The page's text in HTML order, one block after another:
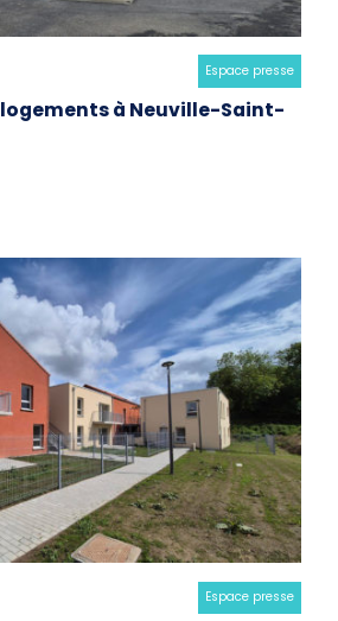
Category:
Espace presse
logements à Neuville-Saint-
Category:
Espace presse